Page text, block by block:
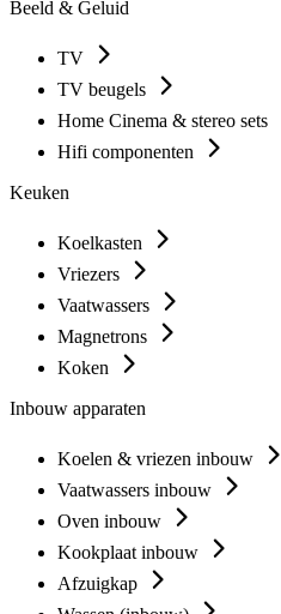
Beeld & Geluid
TV
TV beugels
Home Cinema & stereo sets
Hifi componenten
Keuken
Koelkasten
Vriezers
Vaatwassers
Magnetrons
Koken
Inbouw apparaten
Koelen & vriezen inbouw
Vaatwassers inbouw
Oven inbouw
Kookplaat inbouw
Afzuigkap